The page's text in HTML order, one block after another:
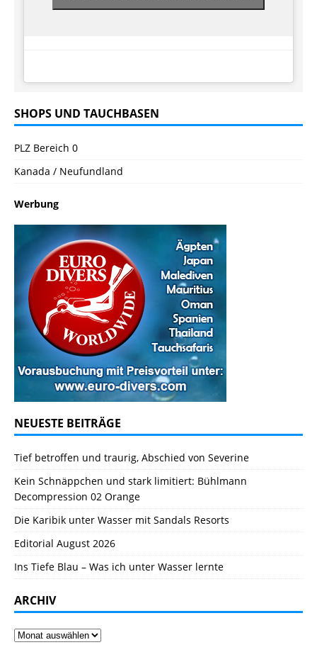
SHOPS UND TAUCHBASEN
PLZ Bereich 0
Kanada / Neufundland
Werbung
NEUESTE BEITRÄGE
Tief betroffen und traurig, Abschied von Severine
Kein Schnäppchen und stark limitiert: Bühlmann
Decompression 02 Orange
Die Karibik unter Wasser mit Sandals Resorts
Editorial August 2026
Ins Tiefe Blau – Was ich unter Wasser lernte
ARCHIV